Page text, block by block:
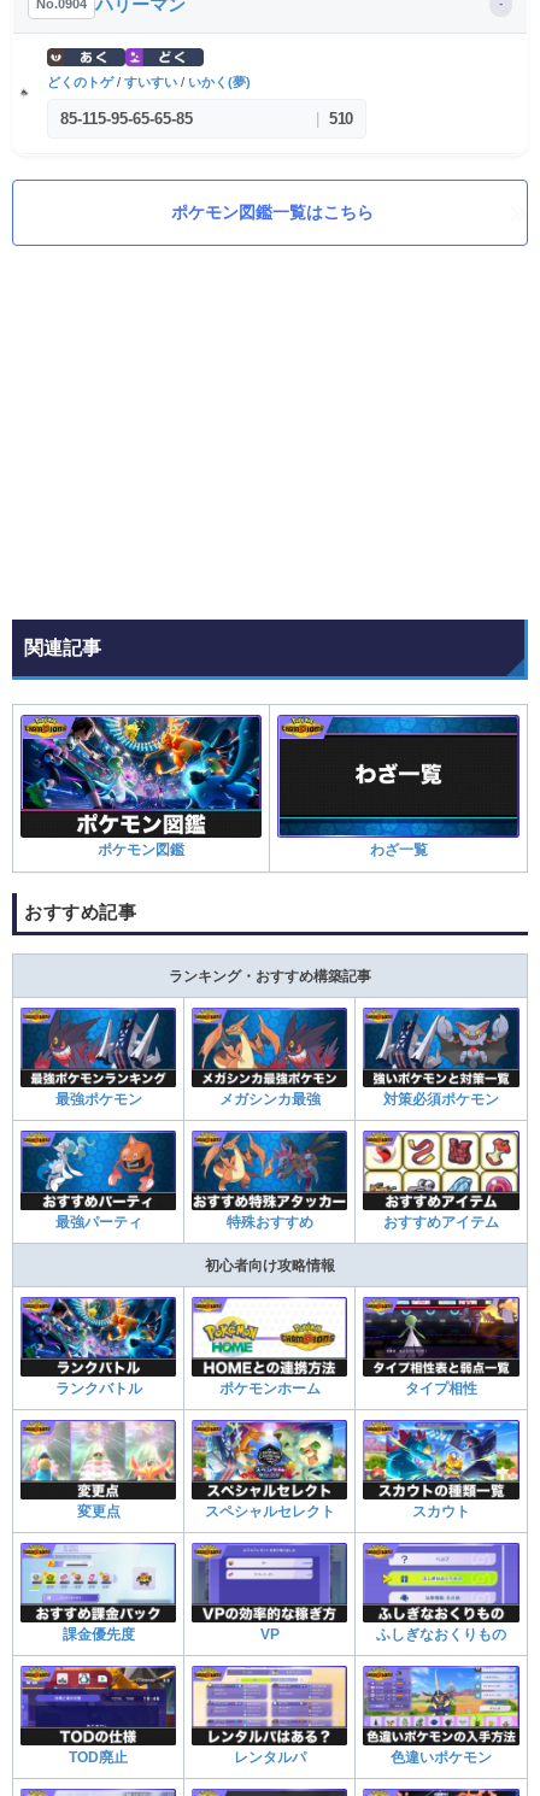
No.0904 -
どくのトゲ/ すいすい / いかく(夢)
85-115-95-65-65-85 | 510
ポケモン図鑑一覧はこちら
関連記事
ポケモン図鑑 わざ一覧
おすすめ記事
ランキング・おすすめ構築記事
最強ポケモン メガシンカ最強 対策必須ポケモン
最強パーティ 特殊おすすめ おすすめアイテム
初心者向け攻略情報
ランクバトル ポケモンホーム タイプ相性
変更点 スペシャルセレクト スカウト
課金優先度 VP ふしぎなおくりもの
TOD廃止 レンタルパ 色違いポケモン